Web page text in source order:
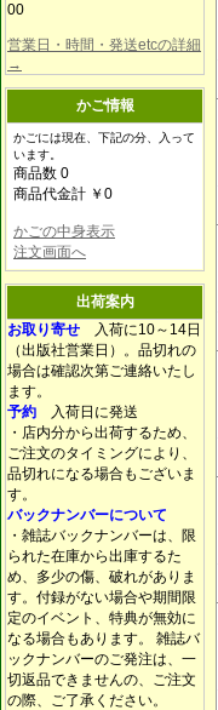
00
営業日・時間・発送etcの詳細
→
かご情報
かごには現在、下記の分、入って
います。
商品数 0
商品代金計 ￥0
かごの中身表示
注文画面へ
出荷案内
お取り寄せ 入荷に10～14日
（出版社営業日）。品切れの
場合は確認次第ご連絡いたし
ます。
予約 入荷日に発送
・店内分から出荷するため、
ご注文のタイミングにより、
品切れになる場合もございま
す。
バックナンバーについて
・雑誌バックナンバーは、限
られた在庫から出庫するた
め、多少の傷、破れがありま
す。付録がない場合や期間限
定のイベント、特典が無効に
なる場合もあります。 雑誌バ
ックナンバーのご発注は、一
切返品できませんの、ご注文
の際、ご了承ください。